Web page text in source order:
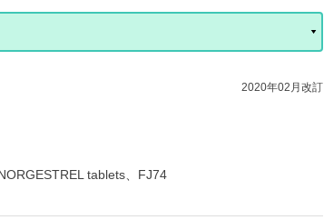
2020年02月改訂
tablets、FJ74